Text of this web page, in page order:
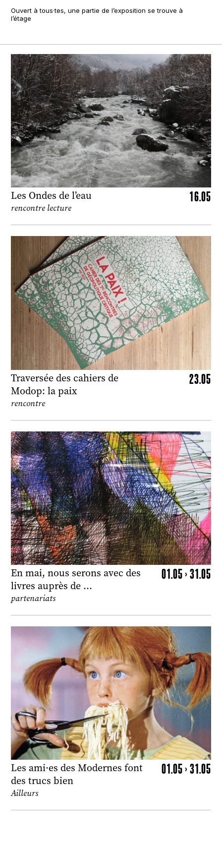
Ouvert à tous·tes, une partie de l’exposition se trouve à
l’étage
Les Ondes de l’eau 16.05
rencontre lecture
Traversée des cahiers de
Modop: la paix
23.05
rencontre
En mai, nous serons avec des
livres auprès de …
01.05 > 31.05
partenariats
Les ami·es des Modernes font
des trucs bien
01.05 > 31.05
Ailleurs